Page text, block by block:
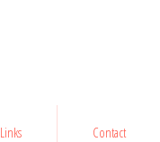
Links Contact